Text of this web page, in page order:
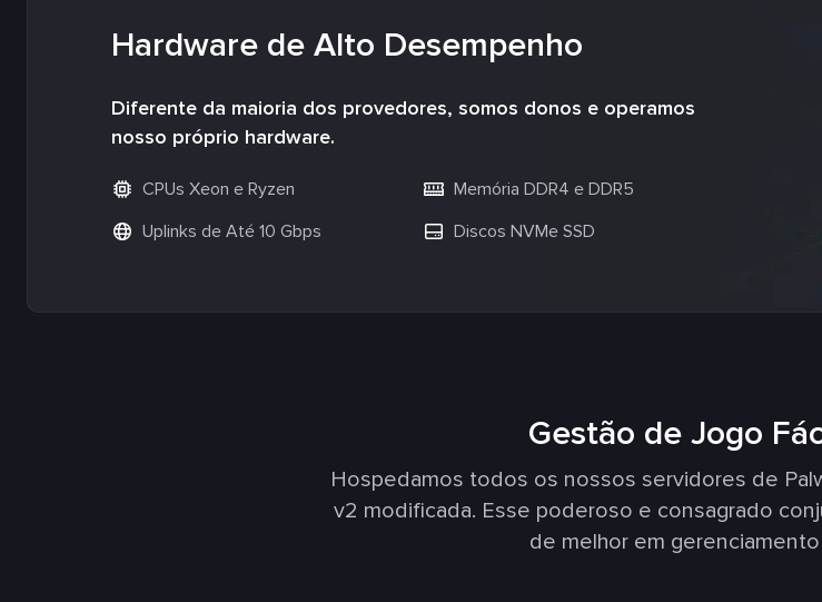
Hardware de Alto Desempenho
Diferente da maioria dos provedores, somos donos e operamos
nosso próprio hardware.
CPUs Xeon e Ryzen
Memória DDR4 e DDR5
Uplinks de Até 10 Gbps
Discos NVMe SSD
Gestão de Jogo
Hospedamos todos os nossos servidores de
v2 modificada. Esse poderoso e consagrado
de melhor em